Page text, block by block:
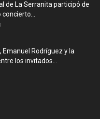
de La Serranita participó de
Emanuel Rodríguez y la
los invitados...